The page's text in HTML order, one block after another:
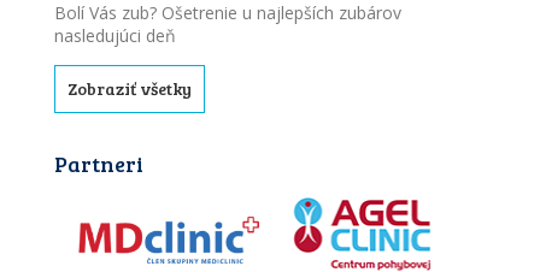
Bolí Vás zub? Ošetrenie u najlepších zubárov
nasledujúci deň
Zobraziť všetky
Partneri